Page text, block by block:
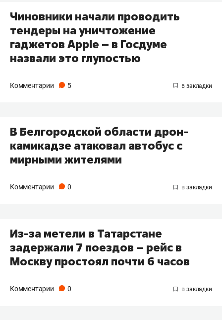
Чиновники начали проводить
тендеры на уничтожение
гаджетов Apple – в Госдуме
назвали это глупостью
Комментарии 5
В Белгородской области дрон-
камикадзе атаковал автобус с
мирными жителями
Комментарии 0
Из-за метели в Татарстане
задержали 7 поездов – рейс в
Москву простоял почти 6 часов
Комментарии 0